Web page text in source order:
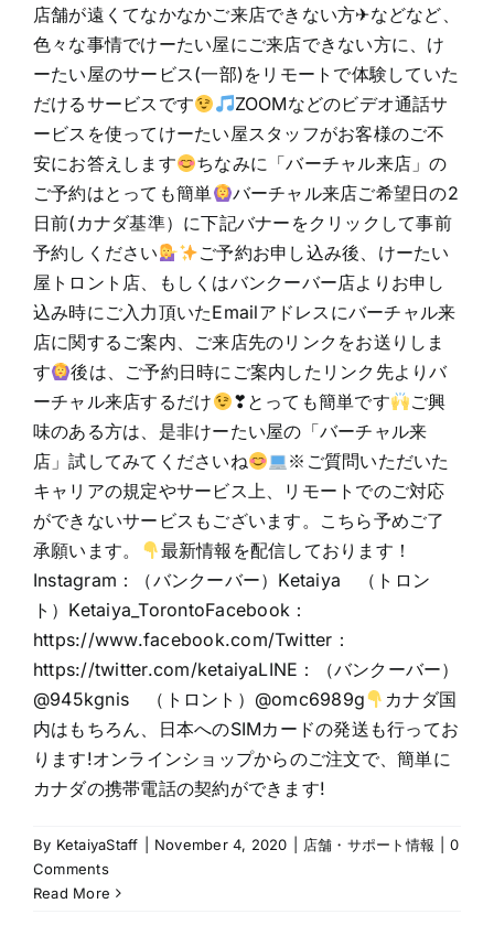
店舗が遠くてなかなかご来店できない方✈などなど、
色々な事情でけーたい屋にご来店できない方に、け
ーたい屋のサービス(一部)をリモートで体験していた
だけるサービスです
ZOOMなどのビデオ通話サ
ービスを使ってけーたい屋スタッフがお客様のご不
安にお答えします
ちなみに「バーチャル来店」の
ご予約はとっても簡単
バーチャル来店ご希望日の2
日前(カナダ基準）に下記バナーをクリックして事前
予約しください
ご予約お申し込み後、けーたい
屋トロント店、もしくはバンクーバー店よりお申し
込み時にご入力頂いたEmailアドレスにバーチャル来
店に関するご案内、ご来店先のリンクをお送りしま
す
後は、ご予約日時にご案内したリンク先よりバ
ーチャル来店するだけ
❣とっても簡単です
ご興
味のある方は、是非けーたい屋の「バーチャル来
店」試してみてくださいね
※ご質問いただいた
キャリアの規定やサービス上、リモートでのご対応
ができないサービスもございます。こちら予めご了
承願います。
最新情報を配信しております！
Instagram：（バンクーバー）Ketaiya （トロン
ト）Ketaiya_TorontoFacebook：
https://www.facebook.com/Twitter：
https://twitter.com/ketaiyaLINE：（バンクーバー）
@945kgnis （トロント）@omc6989g
カナダ国
内はもちろん、日本へのSIMカードの発送も行ってお
ります!オンラインショップからのご注文で、簡単に
カナダの携帯電話の契約ができます!
By KetaiyaStaff November 4, 2020 店舗・サポート情報
0
Comments
Read More